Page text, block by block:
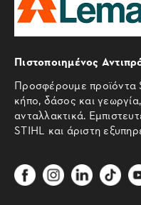
Πιστοποιημένος
Προσφέρουμε προϊόντα
κήπο, δάσος και
ανταλλακτικά.
STIHL και άριστη